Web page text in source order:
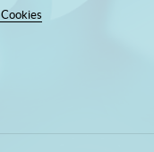
Cookies